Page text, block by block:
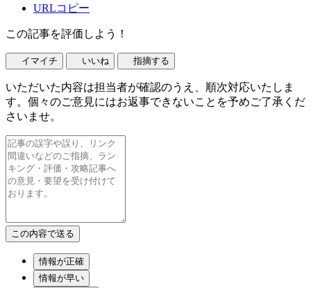
URLコピー
この記事を評価しよう！
イマイチ いいね 指摘する
いただいた内容は担当者が確認のうえ、順次対応いたしま
す。個々のご意見にはお返事できないことを予めご了承くだ
さいませ。
情報が正確
情報が早い